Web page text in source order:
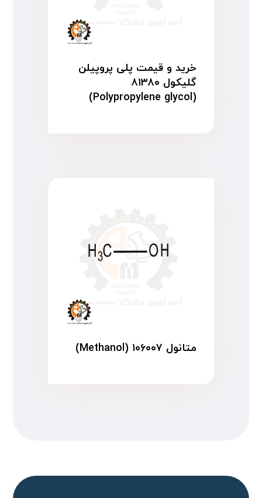
خرید و قیمت پلی پروپیلن
گلیکول ۸۱۳۸۰
(Polypropylene glycol)
متانول ۱۰۶۰۰۷ (Methanol)